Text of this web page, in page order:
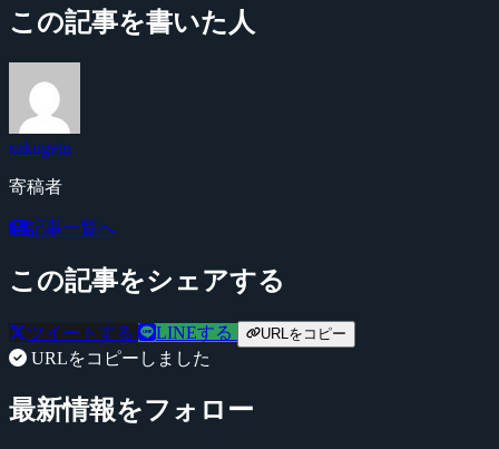
この記事を書いた人
sakugetu
寄稿者
記事一覧へ
この記事をシェアする
ツイートする LINEする URLをコピー
URLをコピーしました
最新情報をフォロー